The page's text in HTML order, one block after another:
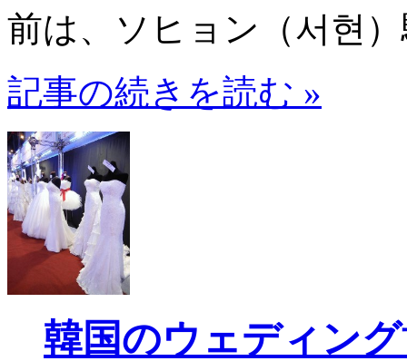
前は、ソヒョン（서현
記事の続きを読む »
韓国のウェディン